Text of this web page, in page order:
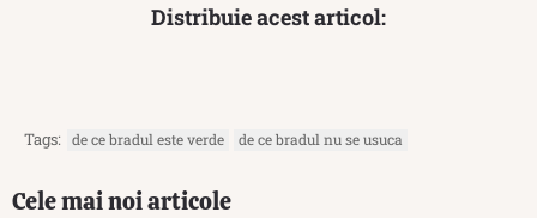
Distribuie acest articol:
Tags: de ce bradul este verde de ce bradul nu se usuca
Cele mai noi articole